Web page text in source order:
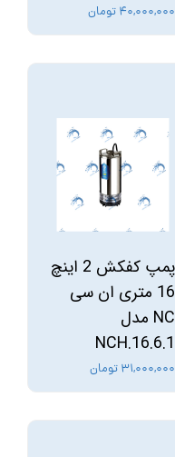
۴۰,۰۰۰,۰۰۰ تومان
پمپ کفکش 2 اینچ
16 متری ان سی
NC مدل
NCH.16.6.1
۳۱,۰۰۰,۰۰۰ تومان